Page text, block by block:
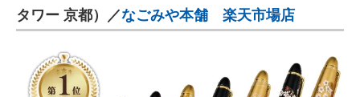
タワー 京都）／なごみや本舗 楽天市場店